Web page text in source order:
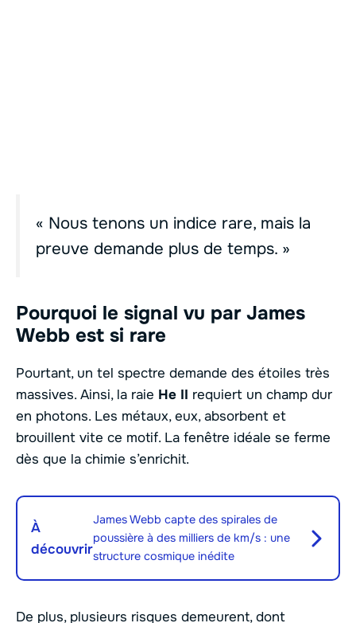
« Nous tenons un indice rare, mais la
preuve demande plus de temps. »
Pourquoi le signal vu par James
Webb est si rare
Pourtant, un tel spectre demande des étoiles très
massives. Ainsi, la raie He II requiert un champ dur
en photons. Les métaux, eux, absorbent et
brouillent vite ce motif. La fenêtre idéale se ferme
dès que la chimie s’enrichit.
À
découvrir
James Webb capte des spirales de
poussière à des milliers de km/s : une
structure cosmique inédite
De plus, plusieurs risques demeurent, dont